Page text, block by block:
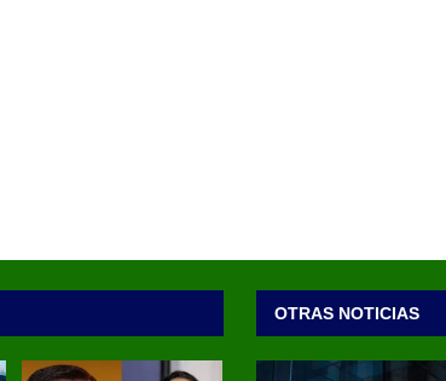
OTRAS NOTICIAS